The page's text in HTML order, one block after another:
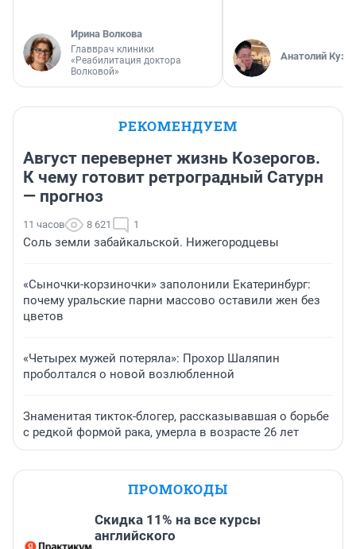
Ирина Волкова
Главврач клиники
«Реабилитация доктора
Волковой»
Анатолий
РЕКОМЕНДУЕМ
Август перевернет жизнь Козерогов.
К чему готовит ретроградный Сатурн
— прогноз
11 часов 8 621 1
Соль земли забайкальской. Нижегородцевы
«Сыночки-корзиночки» заполонили Екатеринбург:
почему уральские парни массово оставили жен без
цветов
«Четырех мужей потеряла»: Прохор Шаляпин
проболтался о новой возлюбленной
Знаменитая тикток-блогер, рассказывавшая о борьбе
с редкой формой рака, умерла в возрасте 26 лет
ПРОМОКОДЫ
Скидка 11% на все курсы
английского